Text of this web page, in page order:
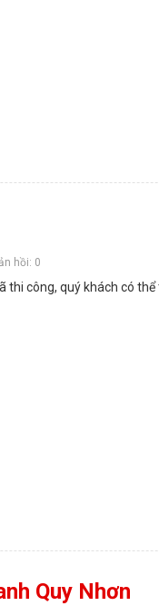
hồi: 0
thi công, quý khách có
Quy Nhơn